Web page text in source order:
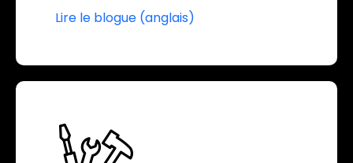
Lire le blogue (anglais)